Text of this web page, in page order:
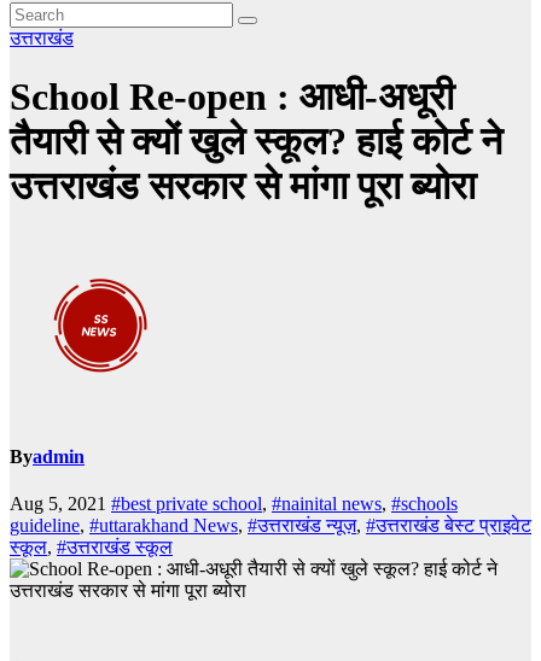
उत्तराखंड
School Re-open : आधी-अधूरी
तैयारी से क्यों खुले स्कूल? हाई कोर्ट ने
उत्तराखंड सरकार से मांगा पूरा ब्योरा
Byadmin
Aug 5, 2021 #best private school, #nainital news, #schools
guideline, #uttarakhand News, #उत्तराखंड न्यूज़, #उत्तराखंड बेस्ट प्राइवेट
स्कूल, #उत्तराखंड स्कूल